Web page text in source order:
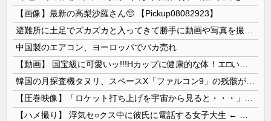
【画像】最新の高梨沙羅さん🥺 【Pickup08082923】
中国製のエアコン、ヨーロッパでバカ売れ